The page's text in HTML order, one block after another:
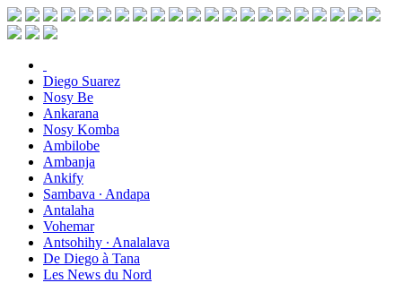
Diego Suarez
Nosy Be
Ankarana
Nosy Komba
Ambilobe
Ambanja
Ankify
Sambava ∙ Andapa
Antalaha
Vohemar
Antsohihy ∙ Analalava
De Diego à Tana
Les News du Nord